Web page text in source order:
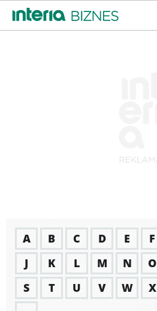
A B C D E F
J
K L M N O
S
T U V W X